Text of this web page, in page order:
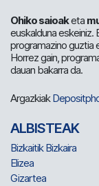
Ohiko saioaketa
euskalduna eskeiniz.
programazino guztia
Horrez gain,
dauan bakarra da.
Argazkiak
ALBISTEAK
Bizkaitik Bizkaira
Elizea
Gizartea